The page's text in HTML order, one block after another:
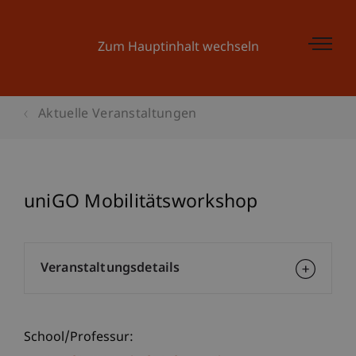
Zum Hauptinhalt wechseln
Aktuelle Veranstaltungen
uniGO Mobilitätsworkshop
School/Professur:
Veranstaltungsdetails